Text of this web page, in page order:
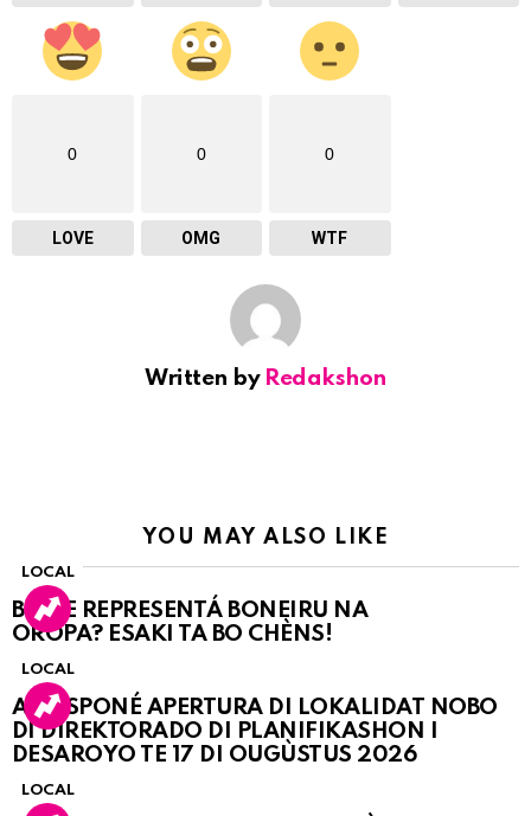
0
LOVE
0
OMG
0
WTF
Written by Redakshon
YOU MAY ALSO LIKE
LOCAL
BO KE REPRESENTÁ BONEIRU NA
OROPA? ESAKI TA BO CHÈNS!
LOCAL
A POSPONÉ APERTURA DI LOKALIDAT NOBO
DI DIREKTORADO DI PLANIFIKASHON I
DESAROYO TE 17 DI OUGÙSTUS 2026
LOCAL